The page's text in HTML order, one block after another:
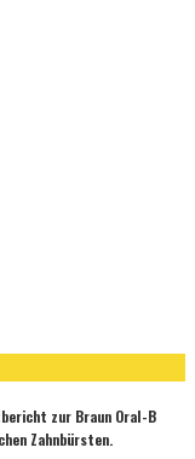
zur Braun Oral-B
Zahnbürsten.